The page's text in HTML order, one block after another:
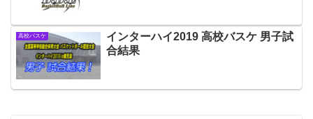
高校バスケ
インターハイ2019 高校バスケ 男子試
合結果